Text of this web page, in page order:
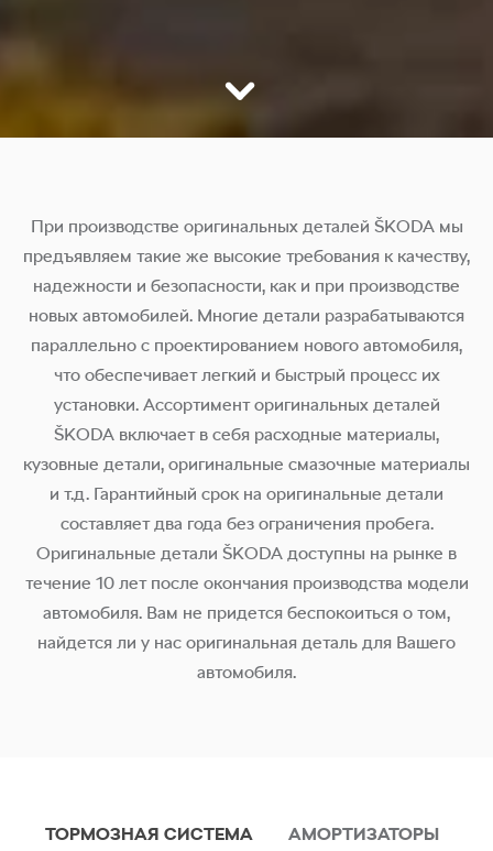
При производстве оригинальных деталей ŠKODA мы
предъявляем такие же высокие требования к качеству,
надежности и безопасности, как и при производстве
новых автомобилей. Многие детали разрабатываются
параллельно с проектированием нового автомобиля,
что обеспечивает легкий и быстрый процесс их
установки. Ассортимент оригинальных деталей
ŠKODA включает в себя расходные материалы,
кузовные детали, оригинальные смазочные материалы
и т.д. Гарантийный срок на оригинальные детали
составляет два года без ограничения пробега.
Оригинальные детали ŠKODA доступны на рынке в
течение 10 лет после окончания производства модели
автомобиля. Вам не придется беспокоиться о том,
найдется ли у нас оригинальная деталь для Вашего
автомобиля.
ТОРМОЗНАЯ СИСТЕМА АМОРТИЗАТОРЫ